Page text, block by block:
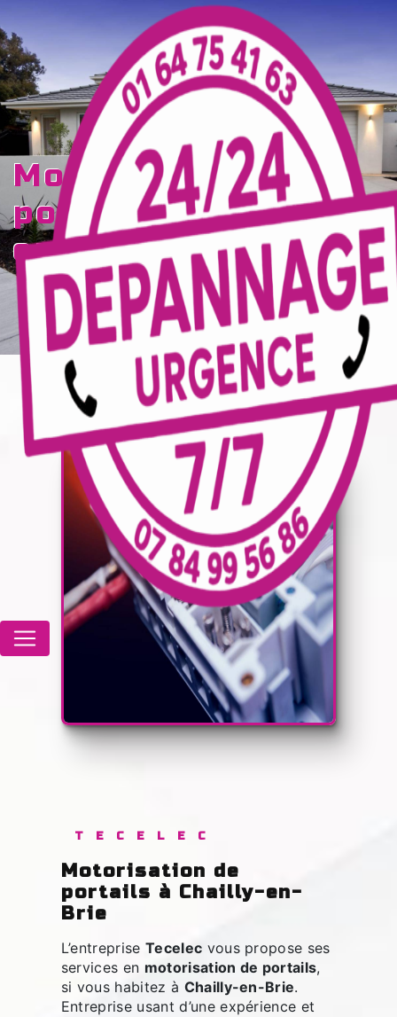
motorisation de
portails Chailly-
en-Brie
TECELEC
TECELEC
motorisation de
portails à Chailly-en-
Brie
L’entreprise Tecelec vous propose ses
services en motorisation de portails,
si vous habitez à Chailly-en-Brie.
Entreprise usant d’une expérience et
Panneau de gestion des cookies